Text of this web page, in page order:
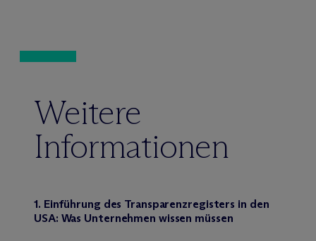
Weitere
Informationen
1. Einführung des Transparenzregisters in den
USA: Was Unternehmen wissen müssen